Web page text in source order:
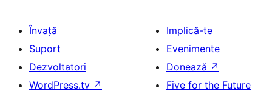
Învață
Suport
Dezvoltatori
WordPress.tv ↗
Implică-te
Evenimente
Donează ↗
Five for the Future